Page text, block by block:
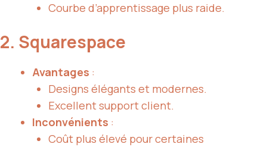
Courbe d’apprentissage plus raide.
2. Squarespace
Avantages :
Designs élégants et modernes.
Excellent support client.
Inconvénients :
Coût plus élevé pour certaines